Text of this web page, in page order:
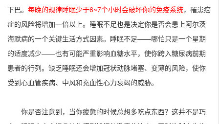
下巴。 每晚的规律睡眠少于6~7个小时会破坏你的免疫系统，罹患癌
症的风险将增加一倍以上。睡眠不足也是决定你是否会患上阿尔茨
海默病的一个关键生活方式因素。睡眠不足——哪怕只是一个星期
的适度减少——也有可能严重影响血糖水平，使你跨入糖尿病前期
患者的行列。缺乏睡眠还会增加冠状动脉堵塞、变薄的风险，使你
受到心血管疾病、中风和充血性心力衰竭的威胁。
你是否注意到，当你疲惫的时候总想多吃点东西？这并不是巧